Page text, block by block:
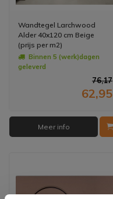
Wandtegel Larchwood
Alder 40x120 cm Beige
(prijs per m2)
Binnen 5 (werk)dagen
geleverd
76,17
62,95
Meer info